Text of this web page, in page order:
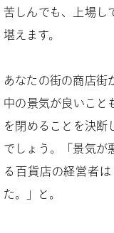
苦しんでも、上場し
堪えます。
あなたの街の商店街
中の景気が良いこと
を閉めることを決断
でしょう。「景気が
る百貨店の経営者
た。」と。